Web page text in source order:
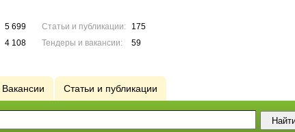
5 699
4 108
Статьи и публикации:
175
Тендеры и вакансии:
59
Вакансии Статьи и публикации